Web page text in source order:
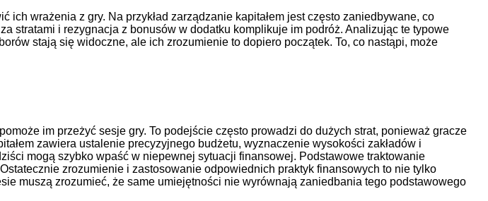
ich wrażenia z gry. Na przykład zarządzanie kapitałem jest często zaniedbywane, co
stratami i rezygnacja z bonusów w dodatku komplikuje im podróż. Analizując te typowe
stają się widoczne, ale ich zrozumienie to dopiero początek. To, co nastąpi, może
im przeżyć sesje gry. To podejście często prowadzi do dużych strat, ponieważ gracze
zawiera ustalenie precyzyjnego budżetu, wyznaczenie wysokości zakładów i
mogą szybko wpaść w niepewnej sytuacji finansowej. Podstawowe traktowanie
zrozumienie i zastosowanie odpowiednich praktyk finansowych to nie tylko
muszą zrozumieć, że same umiejętności nie wyrównają zaniedbania tego podstawowego